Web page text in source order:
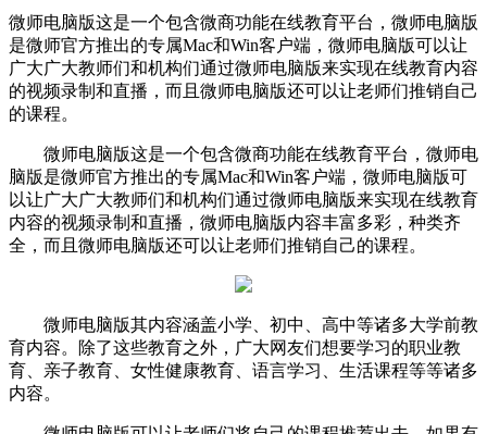
微师电脑版这是一个包含微商功能在线教育平台，微师电脑版
是微师官方推出的专属Mac和Win客户端，微师电脑版可以让
广大广大教师们和机构们通过微师电脑版来实现在线教育内容
的视频录制和直播，而且微师电脑版还可以让老师们推销自己
的课程。
微师电脑版这是一个包含微商功能在线教育平台，微师电
脑版是微师官方推出的专属Mac和Win客户端，微师电脑版可
以让广大广大教师们和机构们通过微师电脑版来实现在线教育
内容的视频录制和直播，微师电脑版内容丰富多彩，种类齐
全，而且微师电脑版还可以让老师们推销自己的课程。
微师电脑版其内容涵盖小学、初中、高中等诸多大学前教
育内容。除了这些教育之外，广大网友们想要学习的职业教
育、亲子教育、女性健康教育、语言学习、生活课程等等诸多
内容。